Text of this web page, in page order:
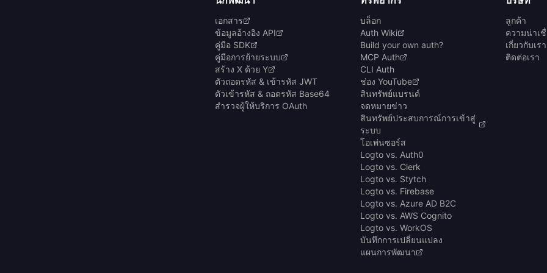
เอกสาร
ข้อมูลอ้างอิง API
คู่มือ SDK
คู่มือการย้ายระบบ
สร้าง X ด้วย Y
ตัวถอดรหัส & เข้ารหัส JWT
ตัวเข้ารหัส & ถอดรหัส Base64
สำรวจผู้ให้บริการ OAuth
บล็อก
Auth Wiki
Build your own auth?
MCP Auth
CLI Auth
ช่อง YouTube
สินทรัพย์แบรนด์
จดหมายข่าว
สินทรัพย์ประสบการณ์การเข้าสู่
ระบบ
โอเพ่นซอร์ส
Logto vs. Auth0
Logto vs. Clerk
Logto vs. Stytch
Logto vs. Firebase
Logto vs. Azure AD B2C
Logto vs. AWS Cognito
Logto vs. WorkOS
บันทึกการเปลี่ยนแปลง
แผนการพัฒนา
ลูกค้า
ความน่าเ
เกี่ยวกับเรา
ติดต่อเรา